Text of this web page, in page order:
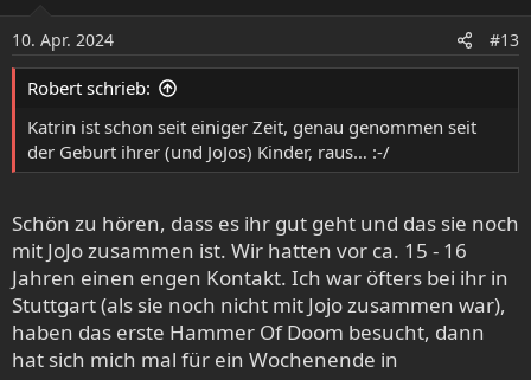
n
e
n
10. Apr. 2024 #13
Robert schrieb:
Katrin ist schon seit einiger Zeit, genau genommen seit
der Geburt ihrer (und JoJos) Kinder, raus… :-/
Schön zu hören, dass es ihr gut geht und das sie noch
mit JoJo zusammen ist. Wir hatten vor ca. 15 - 16
Jahren einen engen Kontakt. Ich war öfters bei ihr in
Stuttgart (als sie noch nicht mit Jojo zusammen war),
haben das erste Hammer Of Doom besucht, dann
hat sich mich mal für ein Wochenende in